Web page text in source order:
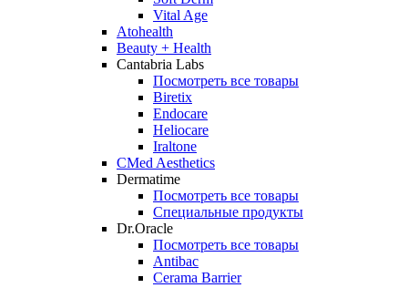
Vital Age
Atohealth
Beauty + Health
Cantabria Labs
Посмотреть все товары
Biretix
Endocare
Heliocare
Iraltone
CMed Aesthetics
Dermatime
Посмотреть все товары
Специальные продукты
Dr.Oracle
Посмотреть все товары
Antibac
Cerama Barrier